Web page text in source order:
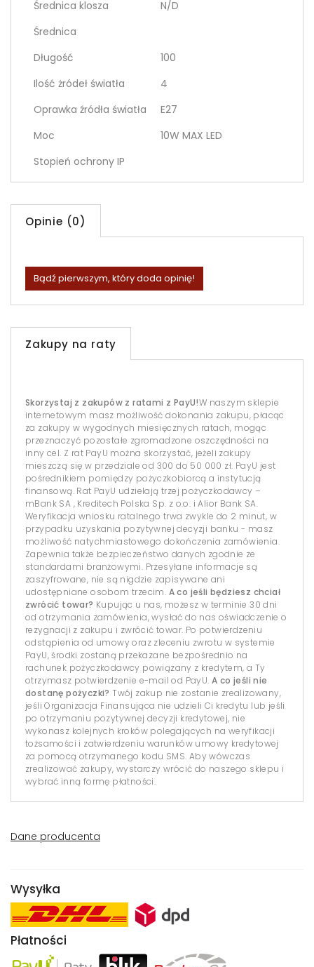
Średnica klosza
N/D
Średnica
Długość
100
Ilość żródeł światła
4
Oprawka źródła światła
E27
Moc
10W MAX LED
Stopień ochrony IP
Opinie (0)
Bądź pierwszym, który doda opinię!
Zakupy na raty
Skorzystaj z zakupów z ratami z PayU!W naszym sklepie
internetowym masz możliwość dokonania zakupu, płacąc
za zakupy w wygodnych miesięcznych ratach, mogąc
przeznaczyć pozostałe zgromadzone oszczędności na
inny cel. Z rat PayU można skorzystać, jeżeli zakupy
mieszczą się w przedziale od 300 do 50 000 zł. PayU jest
pośrednikiem pomiędzy pożyczkobiorcą a instytucją
finansową. Rat PayU udzielają trzej pożyczkodawcy –
mBank SA , Kreditech Polska Sp. z o.o. i Alior Bank SA.
Weryfikacja wniosku ratalnego trwa zwykle do 2 minut, w
przypadku uzyskania pozytywnej decyzji banku - masz
możliwość natychmiastowego dokończenia zamówienia.
Zapewnia także bezpieczeństwo danych zgodnie ze
standardami branżowymi. Przesyłane informacje są
zaszyfrowane, nie są nigdzie zapisywane ani
udostępniane osobom trzecim. A co jeśli będziesz chciał
zwrócić towar? Kupując u nas, możesz w terminie 30 dni
od otrzymania zamówienia, wysłać do nas oświadczenie o
rezygnacji z zakupu i zwrócić towar. Po potwierdzeniu
odstąpienia od umowy oraz zleceniu zwrotu w systemie
PayU, środki zostaną przekazane bezpośrednio na
rachunek pożyczkodawcy powiązany z kredytem, a Ty
otrzymasz potwierdzenie e-mail od PayU. A co jeśli nie
dostanę pożyczki? Twój zakup nie zostanie zrealizowany,
jeśli Organizacja Finansująca nie udzieli Ci kredytu lub jeśli
po otrzymaniu pozytywnej decyzji kredytowej, nie
wykonasz kolejnych kroków polegających na weryfikacji
tożsamości i zatwierdzeniu warunków umowy kredytowej
za pomocą otrzymanego kodu SMS. Aby wówczas
zrealizować zakupy, wystarczy wrócić do naszego sklepu i
wybrać inną formę płatności.
Dane producenta
Wysyłka
Płatności